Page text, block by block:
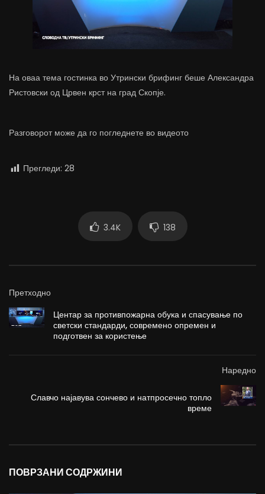
На оваа тема гостинка во Утрински брифинг беше Александра
Ристовски од Црвен крст на град Скопје.
Разговорот може да го погледнете во видеото
Прегледи: 28
3.4K 138
Претходно
Центар за противпожарна обука и спасување по
светски стандарди, современо опремен и
подготвен за користење
Наредно
Славчо најавува сончево и натпросечно топло
време
ПОВРЗАНИ СОДРЖИНИ